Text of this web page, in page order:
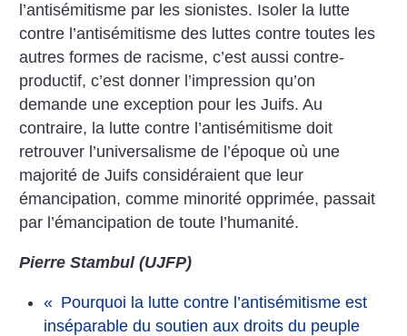
l’antisémitisme par les sionistes. Isoler la lutte
contre l’antisémitisme des luttes contre toutes les
autres formes de racisme, c’est aussi contre-
productif, c’est donner l’impression qu’on
demande une exception pour les Juifs. Au
contraire, la lutte contre l’antisémitisme doit
retrouver l’universalisme de l’époque où une
majorité de Juifs considéraient que leur
émancipation, comme minorité opprimée, passait
par l’émancipation de toute l’humanité.
Pierre Stambul (UJFP)
« Pourquoi la lutte contre l’antisémitisme est
inséparable du soutien aux droits du peuple